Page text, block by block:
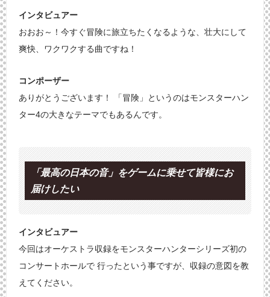
インタビュアー
おおお～！今すぐ冒険に旅立ちたくなるような、壮大にして
爽快、ワクワクする曲ですね！
コンポーザー
ありがとうございます！ 「冒険」というのはモンスターハン
ター4の大きなテーマでもあるんです。
「最高の日本の音」をゲームに乗せて皆様にお
届けしたい
インタビュアー
今回はオーケストラ収録をモンスターハンターシリーズ初の
コンサートホールで 行ったという事ですが、収録の意図を教
えてください。